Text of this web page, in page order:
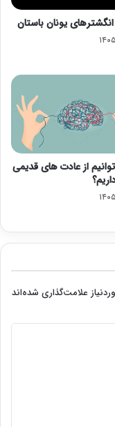
یونان باستان
۱۷
از عادت های قدیمی
۱۷
علامت‌گذاری شده‌اند